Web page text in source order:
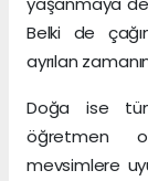
Belki de
ayrılan
Doğa ise
öğretmen
mevsimlere